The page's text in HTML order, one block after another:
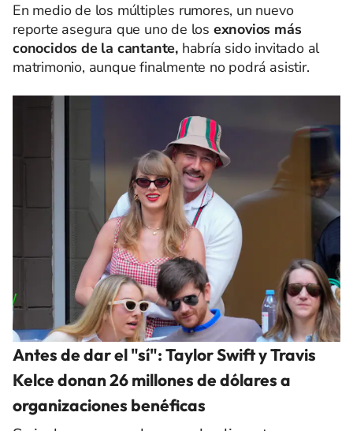
En medio de los múltiples rumores, un nuevo
reporte asegura que uno de los exnovios más
conocidos de la cantante, habría sido invitado al
matrimonio, aunque finalmente no podrá asistir.
Antes de dar el "sí": Taylor Swift y Travis
Kelce donan 26 millones de dólares a
organizaciones benéficas